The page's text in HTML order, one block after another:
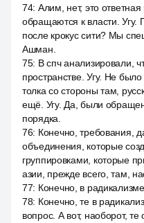
74: Алим, нет, это
обращаются к власти.
после крокус сити? Мы
Ашман.
75: В спч анализировали,
пространстве. Угу. Не
толка со стороны там,
ещё. Угу. Да, были
порядка.
76: Конечно, требования,
объединения, которые
группировками, которые
азии, прежде всего, там,
77: Конечно, в
78: Конечно, те в
вопрос. А вот, наоборот,